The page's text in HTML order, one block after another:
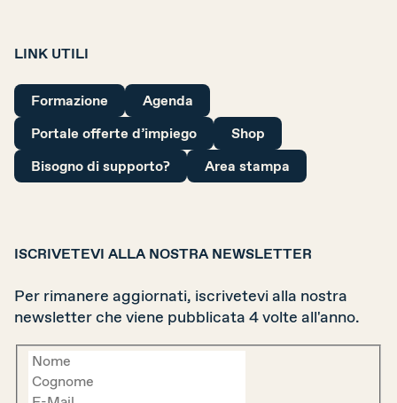
LINK UTILI
Formazione
Agenda
Portale offerte d’impiego
Shop
Bisogno di supporto?
Area stampa
ISCRIVETEVI ALLA NOSTRA NEWSLETTER
Per rimanere aggiornati, iscrivetevi alla nostra
newsletter che viene pubblicata 4 volte all'anno.